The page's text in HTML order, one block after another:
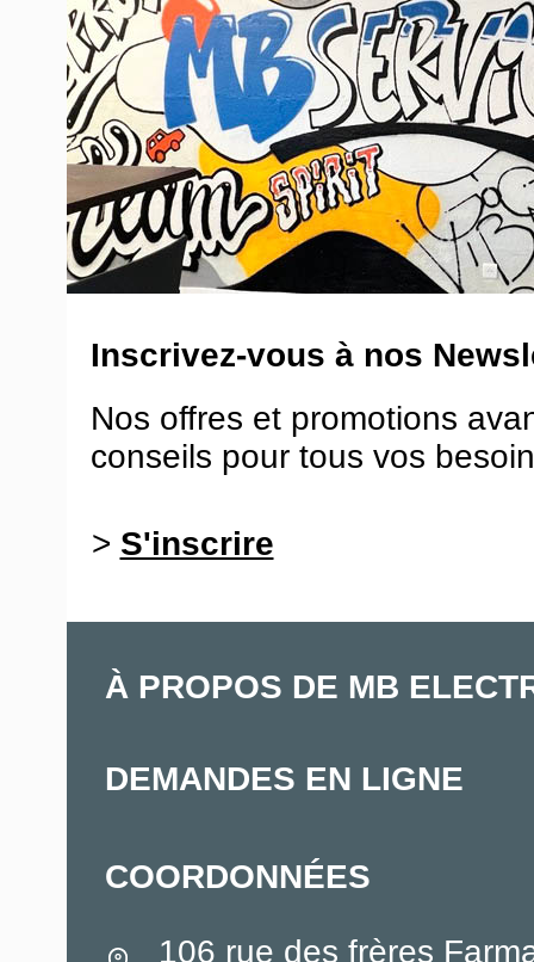
Inscrivez-vous à nos
Nos offres et promotions
conseils pour tous vos
> S'inscrire
À PROPOS DE MB
DEMANDES EN LIGNE
COORDONNÉES
106 rue des frères